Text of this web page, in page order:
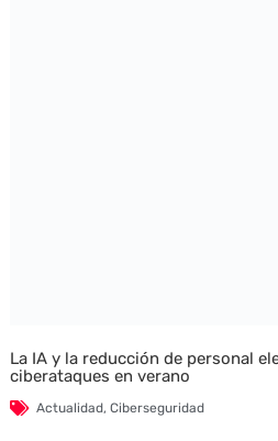
La IA y la reducción de personal
ciberataques en verano
Actualidad, Ciberseguridad